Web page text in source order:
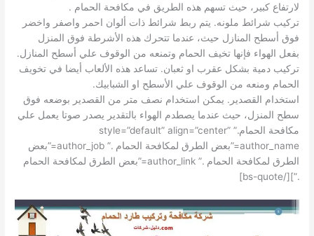
لارتفاع كبير، حيث تسهم هذه الطريق في مكافحة الحمام .
تركيب شرائط ملونه. يتم ربط شرائط ذات ألوان احمر واصفر واخضر
فوق أسطح المنازل حيث، عندما تتحرك هذه الأشرطة فوق المنزل
بفعل الهواء فإنها تخيف الحمام وتمنعه من الوقوف علي أسطح المنازل.
تركيب دمية بشكل عقرب او ثعبان. تساعد هذه الألعاب أيضا في تخويف
الحمام ومنعه من الوقوف علي الأسطح او الشبابيك.
استخدام القصدير. يمكن استخدام نصف متر من القصدير بوضعه فوق
سطح المنزل، حيث عندما يصطدم الهواء بالتقدير يصدر صوتا يعمل علي
مكافحة الحمام.” style=”default” align=”center”
author_name=”بعض الطرق لمكافحة الحمام .” author_job=”بعض
الطرق لمكافحة الحمام .” author_link=”بعض الطرق لمكافحة الحمام
.”][/bs-quote]